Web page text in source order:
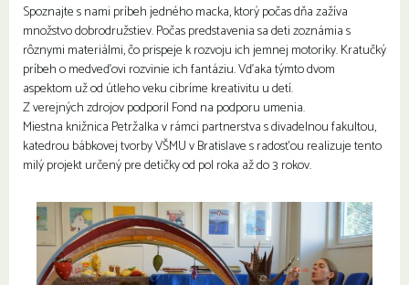
Spoznajte s nami príbeh jedného macka, ktorý počas dňa zažíva
množstvo dobrodružstiev. Počas predstavenia sa deti zoznámia s
rôznymi materiálmi, čo prispeje k rozvoju ich jemnej motoriky. Kratučký
príbeh o medveďovi rozvinie ich fantáziu. Vďaka týmto dvom
aspektom už od útleho veku cibríme kreativitu u detí.
Z verejných zdrojov podporil Fond na podporu umenia.
Miestna knižnica Petržalka v rámci partnerstva s divadelnou fakultou,
katedrou bábkovej tvorby VŠMU v Bratislave s radosťou realizuje tento
milý projekt určený pre detičky od pol roka až do 3 rokov.